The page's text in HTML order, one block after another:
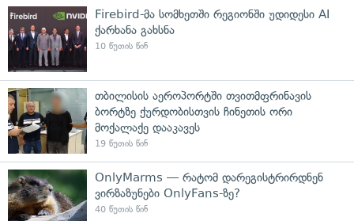
Firebird-მა სომხეთში რეგიონში უდიდესი AI
ქარხანა გახსნა
10 წუთის წინ
თბილისის აეროპორტში თვითმფრინავის
ბორტზე ქურდობისთვის ჩინეთის ორი
მოქალაქე დააკავეს
19 წუთის წინ
OnlyMarms — რატომ დარეგისტრირდნენ
ვირზაზუნები OnlyFans-ზე?
40 წუთის წინ